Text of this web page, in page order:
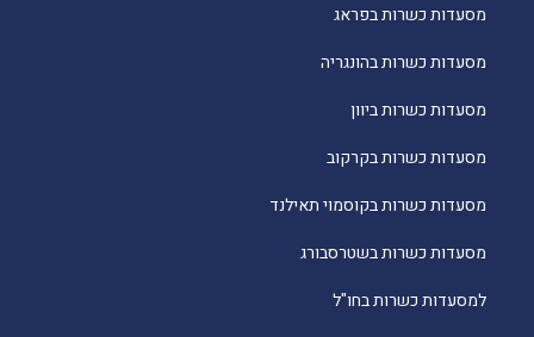
מסעדות כשרות בפראג
מסעדות כשרות בהונגריה
מסעדות כשרות ביוון
מסעדות כשרות בקרקוב
מסעדות כשרות בקוסמוי תאילנד
מסעדות כשרות בשטרסבורג
למסעדות כשרות בחו"ל